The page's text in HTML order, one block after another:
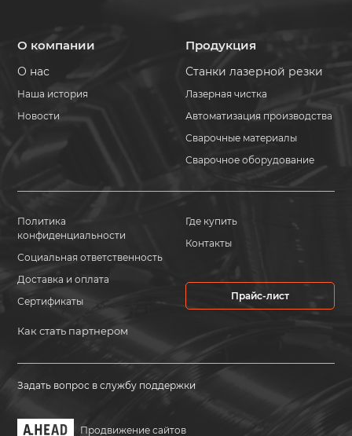
О компании
О нас
Наша история
Новости
Продукция
Станки лазерной резки
Лазерная чистка
Автоматизация производства
Сварочные материалы
Сварочное оборудование
Политика
конфиденциальности
Социальная ответственность
Доставка и оплата
Сертификаты
Как стать партнером
Где купить
Контакты
Прайс-лист
Задать вопрос в службу поддержки
Продвижение сайтов